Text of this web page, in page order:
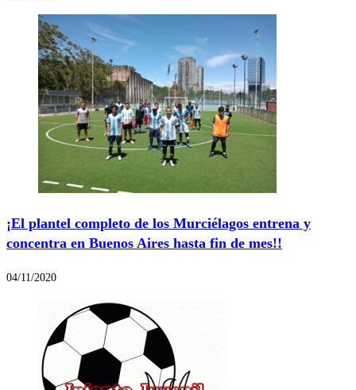
¡El plantel completo de los Murciélagos entrena y
concentra en Buenos Aires hasta fin de mes!!
04/11/2020